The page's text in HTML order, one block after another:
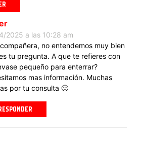
2025 a las 10:28 am
no entendemos muy bien
tu pregunta. A que te refieres con
pequeño para enterrar?
mas información. Muchas
por tu consulta 🙂